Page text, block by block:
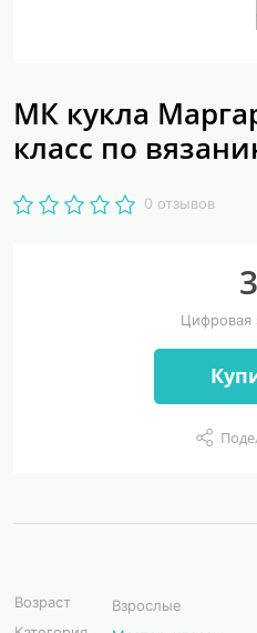
МК кукла
класс по
0 отзывов
Цифровая
Возраст
Взрослые